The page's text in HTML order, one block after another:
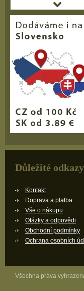
Důležité odkazy
Kontakt
Doprava a platba
Vše o nákupu
Otázky a odpovědi
Obchodní podmínky
Ochrana osobních
Všechna práva